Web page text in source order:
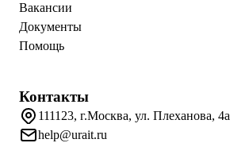
Вакансии
Документы
Помощь
Контакты
111123, г.Москва, ул. Плеханова, 4а
help@urait.ru